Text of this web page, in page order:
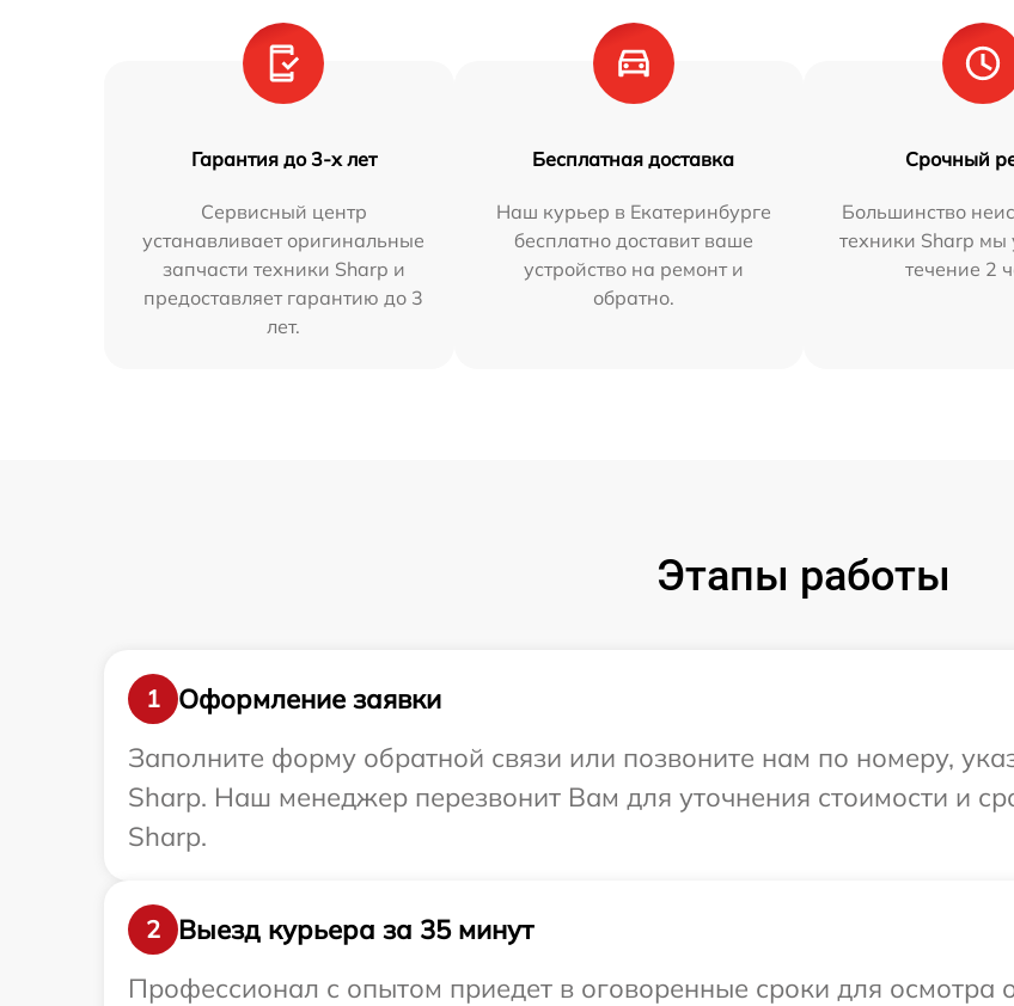
Гарантия до 3-х лет
Сервисный центр
устанавливает оригинальные
запчасти техники Sharp и
предоставляет гарантию до 3
лет.
Бесплатная доставка
Наш курьер в Екатеринбурге
бесплатно доставит ваше
устройство на ремонт и
обратно.
Срочный
Большинство
техники Sharp мы
течение 2
Этапы работы
1
Оформление заявки
Заполните форму обратной связи или позвоните нам по номеру,
Sharp. Наш менеджер перезвонит Вам для уточнения стоимости и
Sharp.
2
Выезд курьера за 35 минут
Профессионал с опытом приедет в оговоренные сроки для осмотра